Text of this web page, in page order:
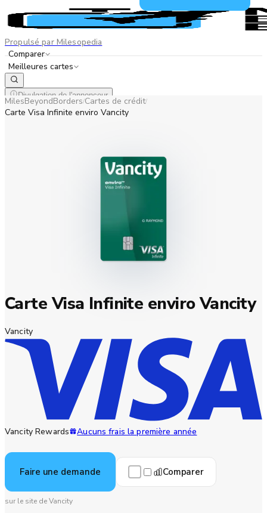
Propulsé par Milesopedia
Comparer
Meilleures cartes
Divulgation de l'annonceur
ENFR
MilesBeyondBorders/Cartes de crédit/
Carte Visa Infinite enviro Vancity
Carte Visa Infinite enviro Vancity
Vancity
Vancity Rewards Aucuns frais la première année
Faire une demande Comparer
sur le site de Vancity